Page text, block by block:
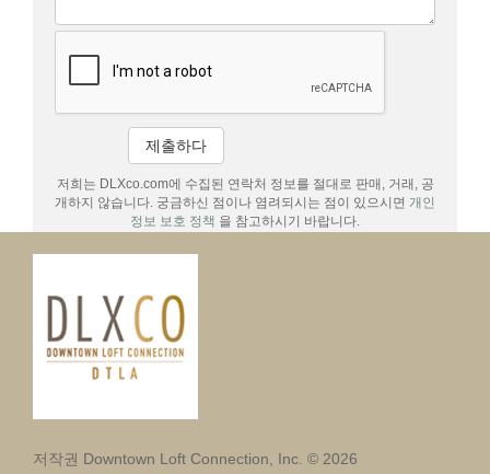
제출하다
저희는 DLXco.com에 수집된 연락처 정보를 절대로 판매, 거래, 공
개하지 않습니다. 궁금하신 점이나 염려되시는 점이 있으시면 개인
정보 보호 정책 을 참고하시기 바랍니다.
저작권 Downtown Loft Connection, Inc. © 2026